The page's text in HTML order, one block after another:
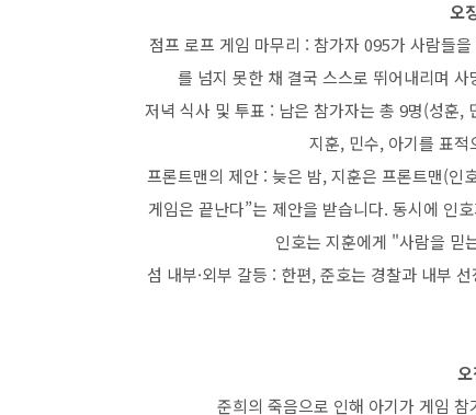
오
점프 로프 게임 마무리 : 참가자 095가 사람들
를 넘지 못한 채 결국 스스로 뛰어내리며
저녁 식사 및 투표 : 남은 참가자는 총 9명(성훈,
지훈, 민수, 아기를 표
프론트맨의 제안 : 늦은 밤, 지훈은 프론트맨(인
게임은 끝난다”는 제안을 받습니다. 동시에 인
인호는 지훈에게 "사람을 믿
섬 내부·외부 갈등 : 한편, 준호는 경찰과 내부
준희의 죽음으로 인해 아기가 게임